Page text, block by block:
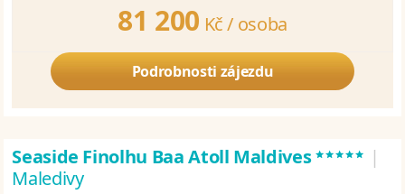
81 200 Kč / osoba
Podrobnosti zájezdu
Seaside Finolhu Baa Atoll Maldives***** |
Maledivy